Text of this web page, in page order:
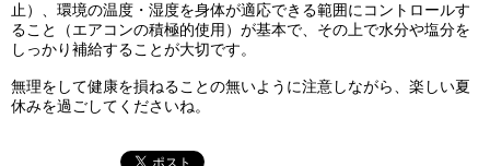
止）、環境の温度・湿度を身体が適応できる範囲にコントロールす
ること（エアコンの積極的使用）が基本で、その上で水分や塩分を
しっかり補給することが大切です。
無理をして健康を損ねることの無いように注意しながら、楽しい夏
休みを過ごしてくださいね。